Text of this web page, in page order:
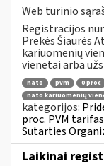
Web turinio
Registracijos
Prekės Šiaurės
kariuomenių
vienetai arba
nato pvm 0 proc
nato kariuomenių
kategorijos:
proc. PVM
Sutarties
Laikinai